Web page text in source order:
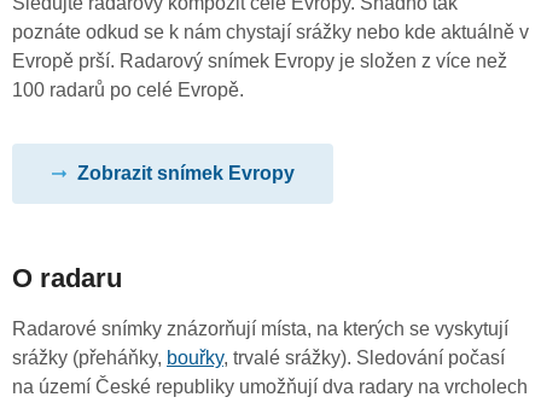
poznáte odkud se k nám chystají srážky nebo kde aktuálně v
Evropě prší. Radarový snímek Evropy je složen z více než
100 radarů po celé Evropě.
Zobrazit snímek Evropy
O radaru
Radarové snímky znázorňují místa, na kterých se vyskytují
srážky (přeháňky, bouřky, trvalé srážky). Sledování počasí
na území České republiky umožňují dva radary na vrcholech